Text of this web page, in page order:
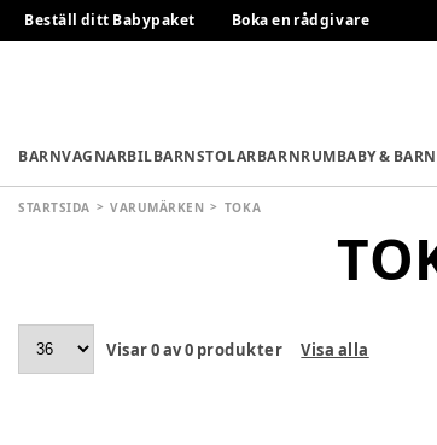
Beställ ditt Babypaket Boka en rådgivare
BARNVAGNARBILBARNSTOLARBARNRUMBABY & BARN
STARTSIDA VARUMÄRKEN TOKA
Visar0av0 produkter Visa alla